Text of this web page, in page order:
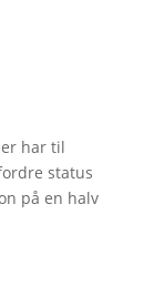
har til
status
på en halv